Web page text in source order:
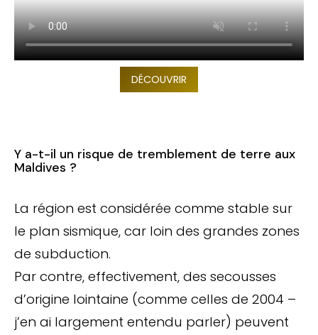
DÉCOUVRIR
Y a-t-il un risque de tremblement de terre aux
Maldives ?
La région est considérée comme stable sur
le plan sismique, car loin des grandes zones
de subduction.
Par contre, effectivement, des secousses
d’origine lointaine (comme celles de 2004 –
j’en ai largement entendu parler) peuvent